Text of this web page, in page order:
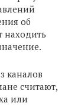
об
находить
каналов
считают,
или